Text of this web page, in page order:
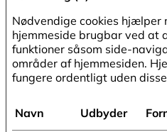
Nødvendige cookies hjælper
hjemmeside brugbar ved at
funktioner såsom side-
områder af hjemmesiden.
fungere ordentligt uden
Navn Udbyder